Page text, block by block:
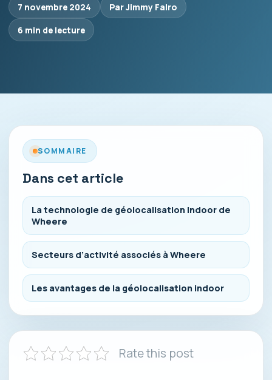
7 novembre 2024
Par Jimmy Falro
6 min de lecture
SOMMAIRE
Dans cet article
La technologie de géolocalisation Indoor de
Wheere
Secteurs d’activité associés à Wheere
Les avantages de la géolocalisation indoor
Rate this post